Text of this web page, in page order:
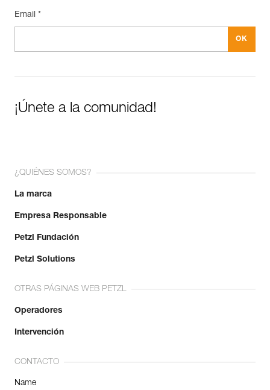
Email *
¡Únete a la comunidad!
¿QUIÉNES SOMOS?
La marca
Empresa Responsable
Petzl Fundación
Petzl Solutions
OTRAS PÁGINAS WEB PETZL
Operadores
Intervención
CONTACTO
Name